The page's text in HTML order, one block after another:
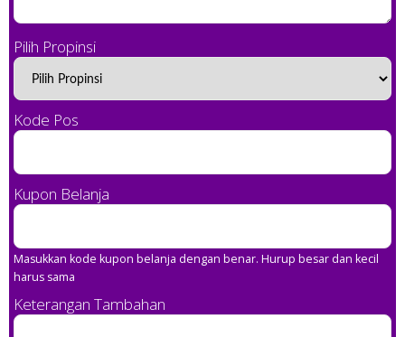
Pilih Propinsi
Kode Pos
Kupon Belanja
Masukkan kode kupon belanja dengan benar. Hurup besar dan kecil
harus sama
Keterangan Tambahan